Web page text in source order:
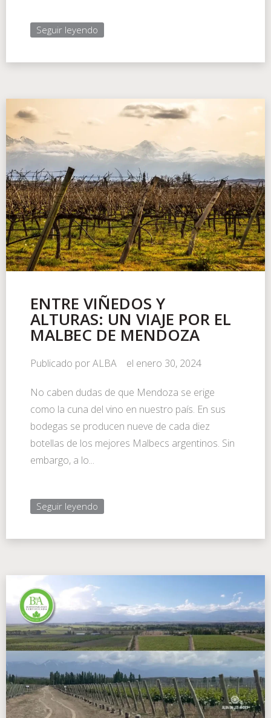
Seguir leyendo
ENTRE VIÑEDOS Y
ALTURAS: UN VIAJE POR EL
MALBEC DE MENDOZA
Publicado porALBA el enero 30, 2024
No caben dudas de que Mendoza se erige
como la cuna del vino en nuestro país. En sus
bodegas se producen nueve de cada diez
botellas de los mejores Malbecs argentinos. Sin
embargo, a lo...
Seguir leyendo